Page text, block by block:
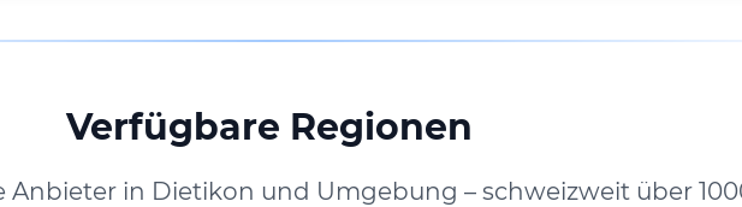
Verfügbare Regionen
Anbieter in Dietikon und Umgebung – schweizweit über